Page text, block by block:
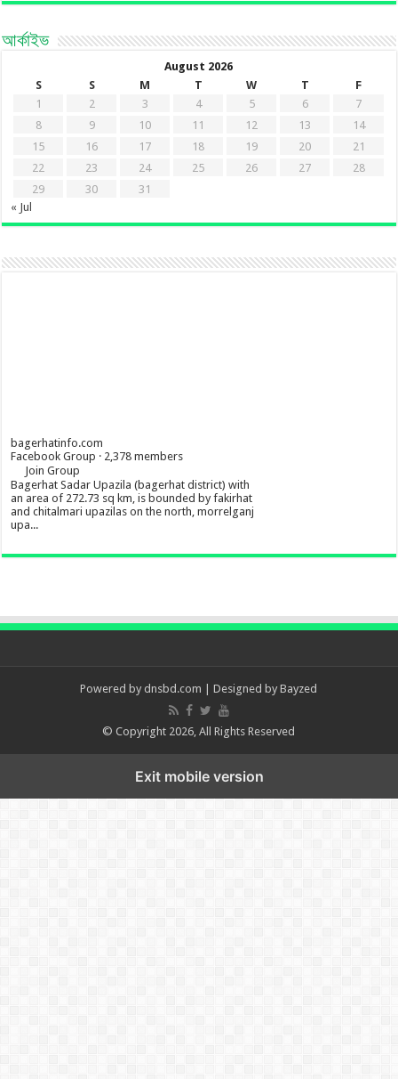
আর্কাইভ
August 2026
S
S M T W T
F
1
2 3 4 5 6
7
8
9 10 11 12 13
14
15
16 17 18 19 20
21
22
23 24 25 26 27
28
29
30
31
« Jul
bagerhatinfo.com
Facebook Group · 2,378 members
Join Group
Bagerhat Sadar Upazila (bagerhat district) with
an area of 272.73 sq km, is bounded by fakirhat
and chitalmari upazilas on the north, morrelganj
upa...
Powered by dnsbd.com | Designed byBayzed
© Copyright 2026, All Rights Reserved
Exit mobile version